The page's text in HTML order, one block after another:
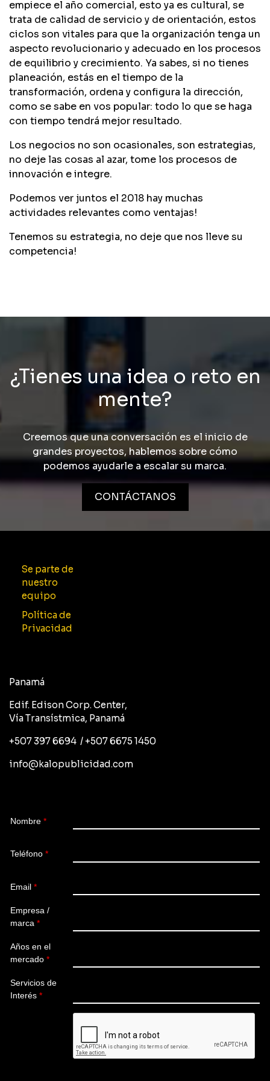
empiece el año comercial, esto ya es cultural, se
trata de calidad de servicio y de orientación, estos
ciclos son vitales para que la organización tenga un
aspecto revolucionario y adecuado en los procesos
de equilibrio y crecimiento. Ya sabes, si no tienes
planeación, estás en el tiempo de la
transformación, ordena y configura la dirección,
como se sabe en vos popular: todo lo que se haga
con tiempo tendrá mejor resultado.
Los negocios no son ocasionales, son estrategias,
no deje las cosas al azar, tome los procesos de
innovación e integre.
Podemos ver juntos el 2018 hay muchas
actividades relevantes como ventajas!
Tenemos su estrategia, no deje que nos lleve su
competencia!
¿Tienes una idea o reto en
mente?
Creemos que una conversación es el inicio de
grandes proyectos, hablemos sobre cómo
podemos ayudarle a escalar su marca.
CONTÁCTANOS
Se parte de
nuestro
equipo
Política de
Privacidad
Panamá
Edif. Edison Corp. Center,
Vía Transístmica, Panamá
+507 397 6694 / +507 6675 1450
info@kalopublicidad.com